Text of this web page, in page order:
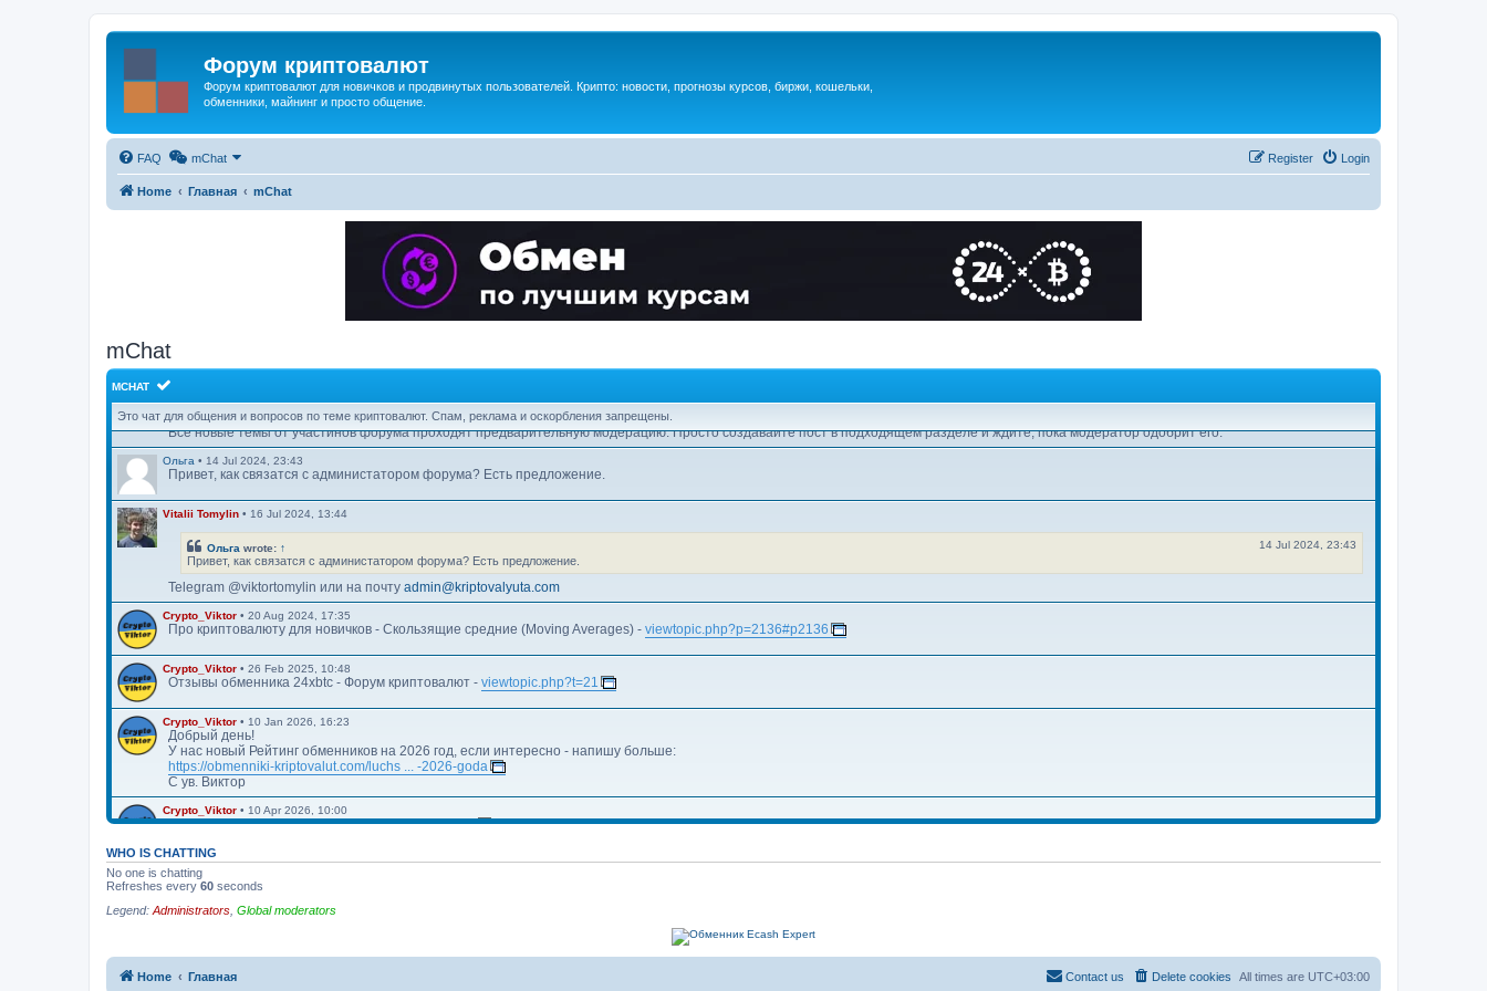
Форум криптовалют
Форум криптовалют для новичков и продвинутых пользователей. Крипто: новости, прогнозы курсов, биржи, кошельки,
обменники, майнинг и просто общение.
FAQ mChat Login
Register
Home Главная mChat
mChat
MCHAT
Это чат для общения и вопросов по теме криптовалют. Спам, реклама и оскорбления запрещены.
Vitalii Tomylin 14 Apr 2024, 20:50
Кто интересуется компьютерными играми, общаемся в этой теме:перейти
Напомню, что у нас есть Telegram-канал с новостями и прогнозами криптовалют,
Vitalii Tomylin
Как создать пост ?
Все новые темы от участинов форума проходят предварительную модерацию. Просто создавайте пост в подходящем разделе и ждите, пока модератор одобрит его.
Ольга • 14 Jul 2024, 23:43
Привет, как связатся с администатором форума? Есть предложение.
Vitalii Tomylin • 16 Jul 2024, 13:44
Ольга wrote: ↑ 14 Jul 2024, 23:43
Привет, как связатся с администатором форума? Есть предложение.
Telegram @viktortomylin или на почту admin@kriptovalyuta.com
Crypto_Viktor • 20 Aug 2024, 17:35
Про криптовалюту для новичков - Скользящие средние (Moving Averages) - viewtopic.php?p=2136#p2136
Crypto_Viktor • 26 Feb 2025, 10:48
Отзывы обменника 24xbtc - Форум криптовалют - viewtopic.php?t=21
Crypto_Viktor • 10 Jan 2026, 16:23
Добрый день!
У нас новый Рейтинг обменников на 2026 год, если интересно - напишу больше:
https://obmenniki-kriptovalut.com/luchs ... -2026-goda
С ув. Виктор
Crypto_Viktor • 10 Apr 2026, 10:00
Https://blog.kriptovalyuta.com/finansy/ ... ekonomiki/
WHO IS CHATTING
No one is chatting
Refreshes every 60 seconds
Legend: Administrators Global moderators
Home Главная All times are UTC+03:00
Delete cookies
Contact us